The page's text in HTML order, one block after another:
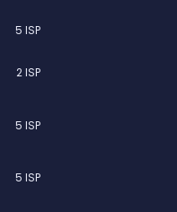
5 ISP
2 ISP
5 ISP
5 ISP